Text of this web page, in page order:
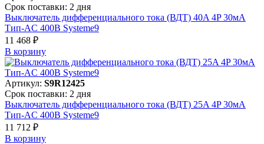
Срок поставки: 2 дня
Выключатель дифференциального тока (ВДТ) 40A 4P 30мА
Тип-AC 400В Systeme9
11 468 ₽
В корзинy
Артикул: S9R12425
Срок поставки: 2 дня
Выключатель дифференциального тока (ВДТ) 25A 4P 30мА
Тип-AC 400В Systeme9
11 712 ₽
В корзинy